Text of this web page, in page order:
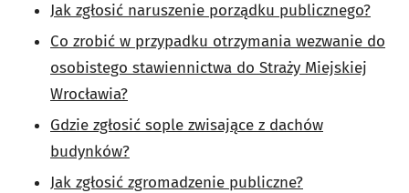
Jak zgłosić naruszenie porządku publicznego?
Co zrobić w przypadku otrzymania wezwanie do
osobistego stawiennictwa do Straży Miejskiej
Wrocławia?
Gdzie zgłosić sople zwisające z dachów
budynków?
Jak zgłosić zgromadzenie publiczne?